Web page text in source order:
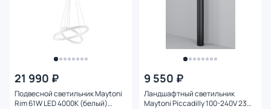
21 990 ₽
Подвесной светильник Maytoni
Rim 61W LED 4000К (белый)
9 550 ₽
Ландшафтный светильник
Maytoni Piccadilly 100-240V 23W